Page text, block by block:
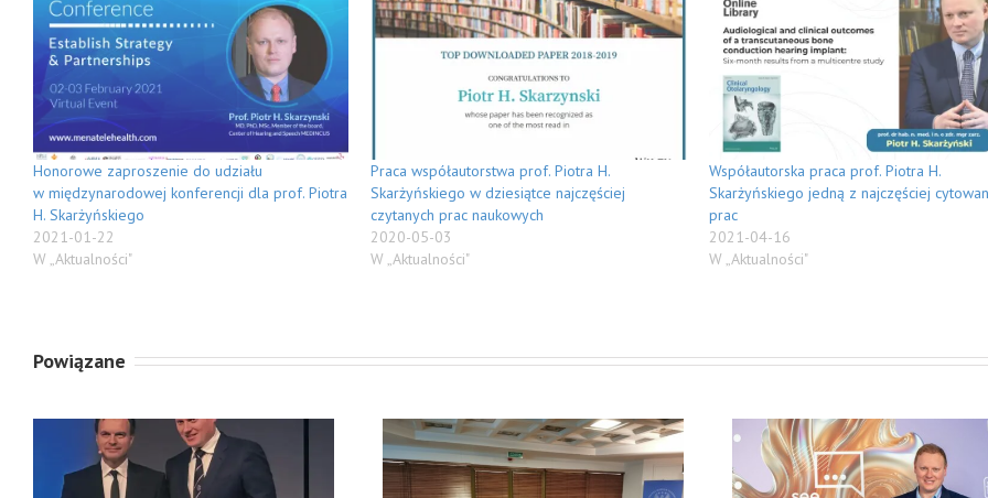
Honorowe zaproszenie do udziału
w międzynarodowej konferencji dla prof. Piotra
H. Skarżyńskiego
2021-01-22
W „Aktualności"
Praca współautorstwa prof. Piotra H.
Skarżyńskiego w dziesiątce najczęściej
czytanych prac naukowych
2020-05-03
W „Aktualności"
Współautorska praca prof. Piotra H.
Skarżyńskiego jedną z najczęściej
prac
2021-04-16
W „Aktualności"
Powiązane